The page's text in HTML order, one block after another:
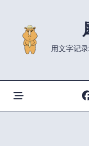
content
用文字记